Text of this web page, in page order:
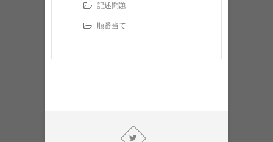
記述問題
順番当て